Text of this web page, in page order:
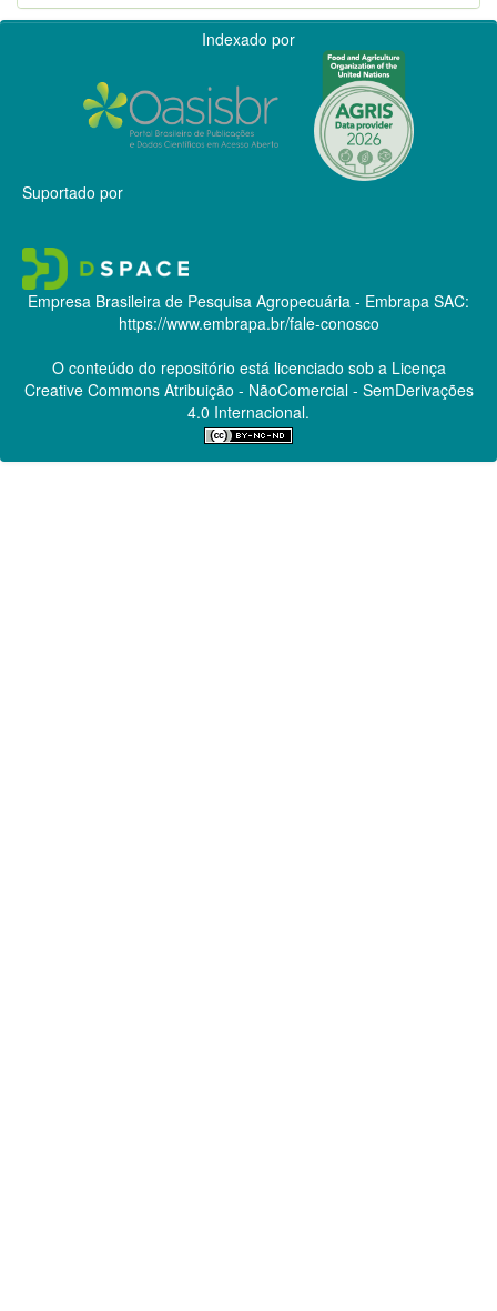
Indexado por
Suportado por
Empresa Brasileira de Pesquisa Agropecuária - Embrapa SAC:
https://www.embrapa.br/fale-conosco
O conteúdo do repositório está licenciado sob a Licença
Creative CommonsAtribuição - NãoComercial - SemDerivações
4.0 Internacional.